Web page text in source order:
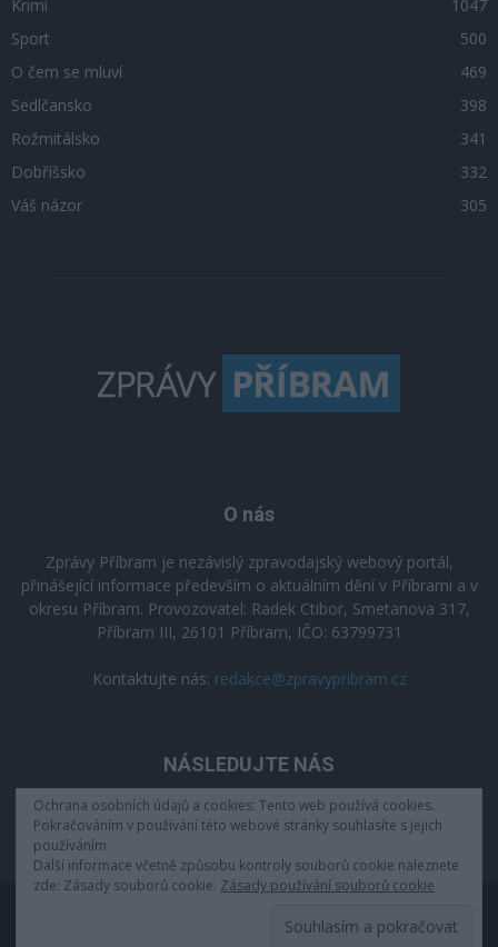
Krimi
1047
Sport
500
O čem se mluví
469
Sedlčansko
398
Rožmitálsko
341
Dobříšsko
332
Váš názor
305
O nás
Zprávy Příbram je nezávislý zpravodajský webový portál,
přinášející informace především o aktuálním dění v Příbrami a v
okresu Příbram. Provozovatel: Radek Ctibor, Smetanova 317,
Příbram III, 26101 Příbram, IČO: 63799731
Kontaktujte nás: redakce@zpravypribram.cz
NÁSLEDUJTE NÁS
Ochrana osobních údajů a cookies: Tento web používá cookies.
Pokračováním v používání této webové stránky souhlasíte s jejich
používáním.
Další informace včetně způsobu kontroly souborů cookie naleznete
zde: Zásady souborů cookie. Zásady používání souborů cookie